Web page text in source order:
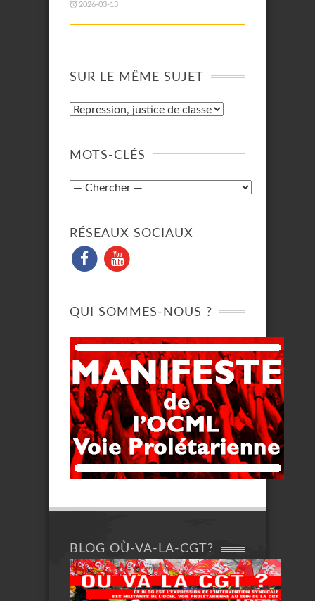
2026-03-13
SUR LE MÊME SUJET
MOTS-CLÉS
RÉSEAUX SOCIAUX
QUI SOMMES-NOUS ?
BLOG OÙ-VA-LA-CGT?